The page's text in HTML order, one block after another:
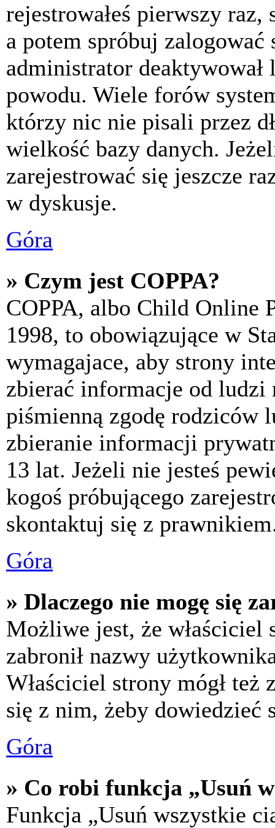
rejestrowałeś pierwszy
a potem spróbuj
administrator deaktywował
powodu. Wiele forów
którzy nic nie pisali przez
wielkość bazy danych.
zarejestrować się jeszcze
w dyskusje.
Góra
» Czym jest COPPA?
COPPA, albo Child Online
1998, to obowiązujące w
wymagajace, aby strony
zbierać informacje od
piśmienną zgodę rodziców
zbieranie informacji
13 lat. Jeżeli nie jesteś
kogoś próbującego
skontaktuj się z
Góra
» Dlaczego nie mogę się
Możliwe jest, że właściciel
zabronił nazwy
Właściciel strony mógł
się z nim, żeby dowiedzieć
Góra
» Co robi funkcja „Usuń
Funkcja „Usuń wszystkie